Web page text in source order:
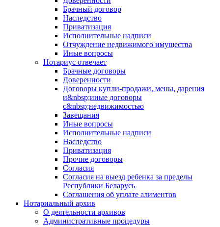
Брачный договор
Наследство
Приватизация
Исполнительные надписи
Отчуждение недвижимого имущества
Иные вопросы
Нотариус отвечает
Брачные договоры
Доверенности
Договоры купли-продажи, мены, дарения
и&nbsp;иные договоры
с&nbsp;недвижимостью
Завещания
Иные вопросы
Исполнительные надписи
Наследство
Приватизация
Прочие договоры
Согласия
Согласия на выезд ребенка за пределы
Республики Беларусь
Соглашения об уплате алиментов
Нотариальный архив
О деятельности архивов
Административные процедуры